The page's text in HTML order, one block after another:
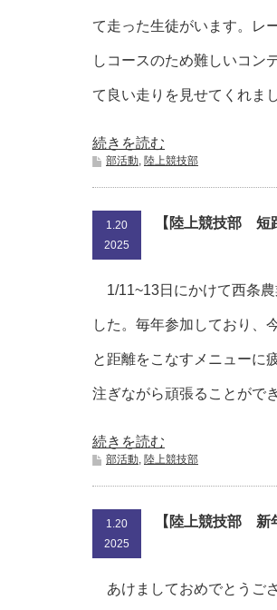
て走った生徒がいます。レ
しコースのため難しいコン
て良い走りを見せてくれまし
続きを読む
部活動, 陸上競技部
1.20
2025
【陸上競技部 短
1/11~13日にかけて西条農
した。毎年参加しており、
と距離をこなすメニューに
注ぎながら頑張ることがで
続きを読む
部活動, 陸上競技部
1.20
2025
【陸上競技部 新
あけましておめでとうご